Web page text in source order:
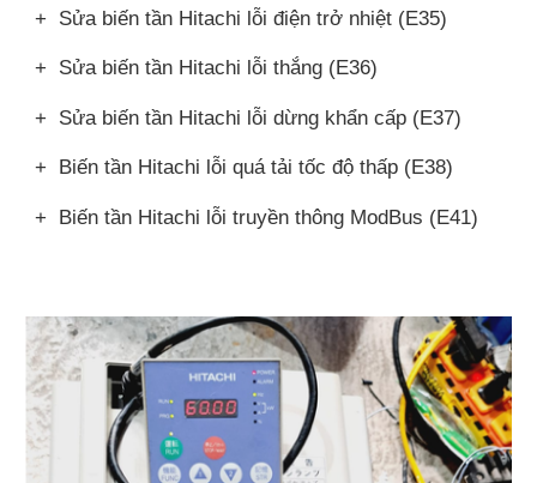
+ Sửa biến tần Hitachi lỗi điện trở nhiệt (E35)
+ Sửa biến tần Hitachi lỗi thắng (E36)
+ Sửa biến tần Hitachi lỗi dừng khẩn cấp (E37)
+ Biến tần Hitachi lỗi quá tải tốc độ thấp (E38)
+ Biến tần Hitachi lỗi truyền thông ModBus (E41)